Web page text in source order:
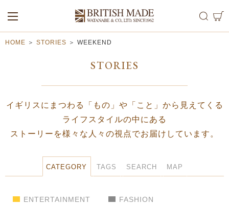
ALL MEN
WOMEN
HOME ＞ STORIES ＞ WEEKEND
STORIES
イギリスにまつわる「もの」や「こと」から見えてくる
ライフスタイルの中にある
ストーリーを様々な人々の視点でお届けしています。
CATEGORY TAGS SEARCH MAP
ENTERTAINMENT
FASHION